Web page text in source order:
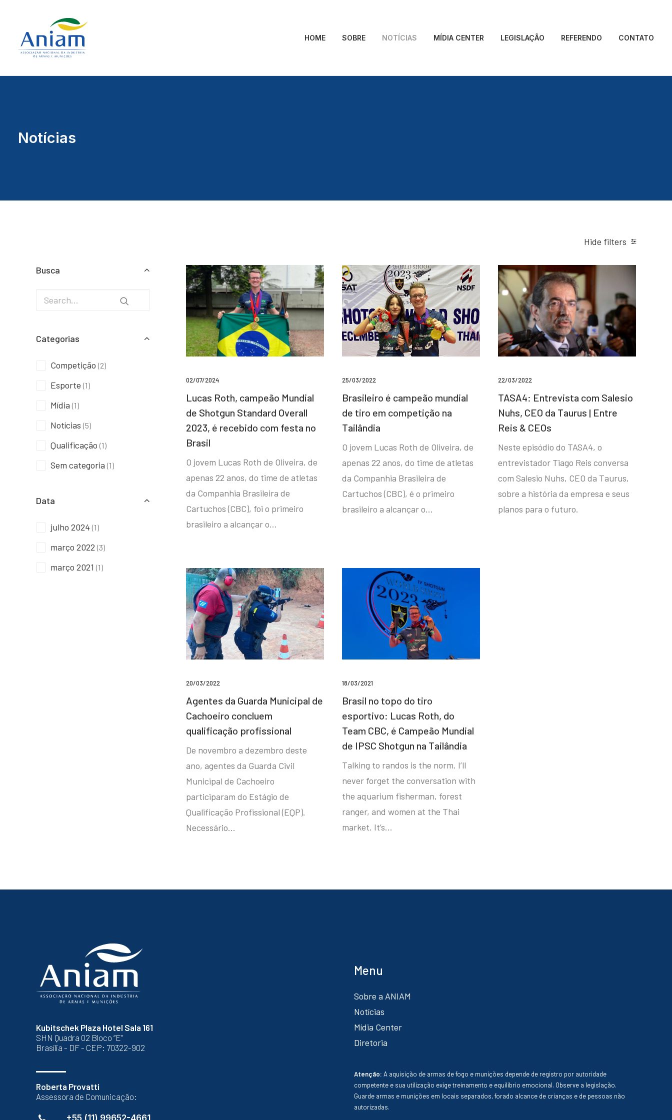
HOME SOBRE NOTÍCIAS MÍDIA CENTER LEGISLAÇÃO REFERENDO CONTATO
Notícias
Hide filters
Busca
Categorias
Competição (2)
Esporte (1)
Mídia (1)
Notícias (5)
Qualificação (1)
Sem categoria (1)
Data
julho 2024 (1)
março 2022 (3)
março 2021 (1)
02/07/2024
Lucas Roth, campeão Mundial
de Shotgun Standard Overall
2023, é recebido com festa no
Brasil
O jovem Lucas Roth de Oliveira, de
apenas 22 anos, do time de atletas
da Companhia Brasileira de
Cartuchos (CBC), foi o primeiro
brasileiro a alcançar o…
25/03/2022
Brasileiro é campeão mundial
de tiro em competição na
Tailândia
O jovem Lucas Roth de Oliveira, de
apenas 22 anos, do time de atletas
da Companhia Brasileira de
Cartuchos (CBC), é o primeiro
brasileiro a alcançar o…
22/03/2022
TASA4: Entrevista com Salesio
Nuhs, CEO da Taurus | Entre
Reis & CEOs
Neste episódio do TASA4, o
entrevistador Tiago Reis conversa
com Salesio Nuhs, CEO da Taurus,
sobre a história da empresa e seus
planos para o futuro.
20/03/2022
Agentes da Guarda Municipal de
Cachoeiro concluem
qualificação profissional
De novembro a dezembro deste
ano, agentes da Guarda Civil
Municipal de Cachoeiro
participaram do Estágio de
Qualificação Profissional (EQP).
Necessário…
18/03/2021
Brasil no topo do tiro
esportivo: Lucas Roth, do
Team CBC, é Campeão Mundial
de IPSC Shotgun na Tailândia
Talking to randos is the norm. I’ll
never forget the conversation with
the aquarium fisherman, forest
ranger, and women at the Thai
market. It’s…
Kubitschek Plaza Hotel Sala 161
SHN Quadra 02 Bloco “E”
Brasília - DF - CEP: 70322-902
Roberta Provatti
Assessora de Comunicação:
+55 (11) 99652-4661
Menu
Sobre a ANIAM
Notícias
Mídia Center
Diretoria
Atenção: A aquisição de armas de fogo e munições depende de registro por autoridade
competente e sua utilização exige treinamento e equilíbrio emocional. Observe a legislação.
Guarde armas e munições em locais separados, forado alcance de crianças e de pessoas não
autorizadas.